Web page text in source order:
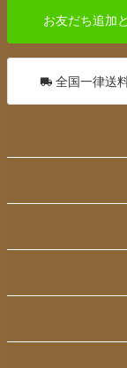
お友だち追加
全国一律送